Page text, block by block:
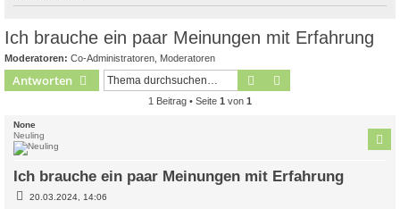
Ich brauche ein paar Meinungen mit Erfahrung
Moderatoren: Co-Administratoren Moderatoren
Antworten Suche
1 Beitrag • Seite 1 von 1
None
Neuling
Ich brauche ein paar Meinungen mit Erfahrung
B20.03.2024, 14:06